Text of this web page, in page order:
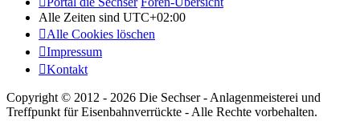
Alle Zeiten sind UTC+02:00
Alle Cookies löschen
Impressum
Kontakt
Copyright © 2012 - 2026 Die Sechser - Anlagenmeisterei und
Treffpunkt für Eisenbahnverrückte - Alle Rechte vorbehalten.